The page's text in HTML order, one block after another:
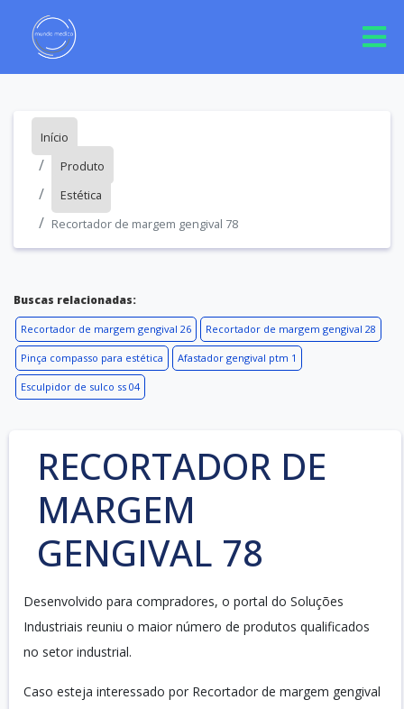
Início
Produto
Estética
Recortador de margem gengival 78
Buscas relacionadas:
Recortador de margem gengival 26 Recortador de margem gengival 28
Pinça compasso para estética Afastador gengival ptm 1
Esculpidor de sulco ss 04
RECORTADOR DE
MARGEM
GENGIVAL 78
Desenvolvido para compradores, o portal do Soluções
Industriais reuniu o maior número de produtos qualificados
no setor industrial.
Caso esteja interessado por Recortador de margem gengival